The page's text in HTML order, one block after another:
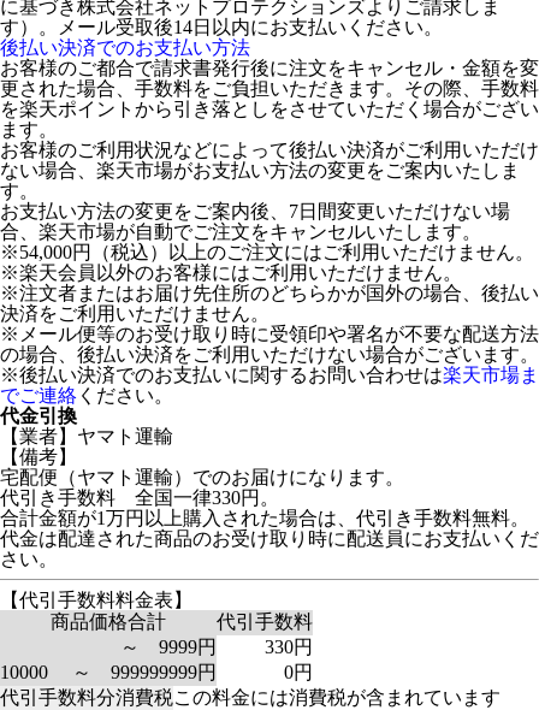
に基づき株式会社ネットプロテクションズよりご請求しま
す）。メール受取後14日以内にお支払いください。
後払い決済でのお支払い方法
お客様のご都合で請求書発行後に注文をキャンセル・金額を変
更された場合、手数料をご負担いただきます。その際、手数料
を楽天ポイントから引き落としをさせていただく場合がござい
ます。
お客様のご利用状況などによって後払い決済がご利用いただけ
ない場合、楽天市場がお支払い方法の変更をご案内いたしま
す。
お支払い方法の変更をご案内後、7日間変更いただけない場
合、楽天市場が自動でご注文をキャンセルいたします。
※54,000円（税込）以上のご注文にはご利用いただけません。
※楽天会員以外のお客様にはご利用いただけません。
※注文者またはお届け先住所のどちらかが国外の場合、後払い
決済をご利用いただけません。
※メール便等のお受け取り時に受領印や署名が不要な配送方法
の場合、後払い決済をご利用いただけない場合がございます。
※後払い決済でのお支払いに関するお問い合わせは楽天市場ま
でご連絡 ください。
代金引換
【業者】ヤマト運輸
【備考】
宅配便（ヤマト運輸）でのお届けになります。
代引き手数料 全国一律330円。
合計金額が1万円以上購入された場合は、代引き手数料無料。
代金は配達された商品のお受け取り時に配送員にお支払いくだ
さい。
【代引手数料料金表】
商品価格合計
代引手数料
～ 9999円
330円
10000 ～ 999999999円
0円
代引手数料分消費税この料金には消費税が含まれています